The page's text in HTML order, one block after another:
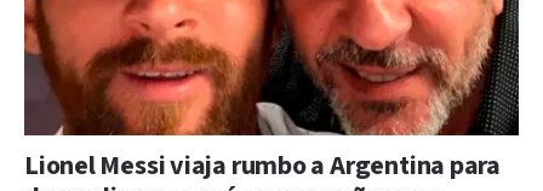
Lionel Messi viaja rumbo a Argentina para